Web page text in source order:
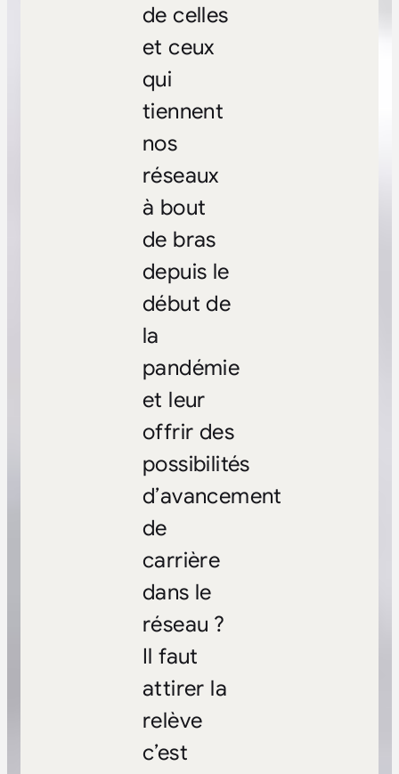
de celles
et ceux
qui
tiennent
nos
réseaux
à bout
de bras
depuis le
début de
la
pandémie
et leur
offrir des
possibilités
d’avancement
de
carrière
dans le
réseau ?
Il faut
attirer la
relève
c’est